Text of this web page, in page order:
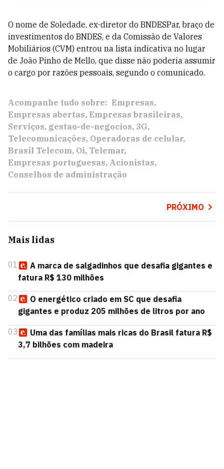
O nome de Soledade, ex-diretor do BNDESPar, braço de
investimentos do BNDES, e da Comissão de Valores
Mobiliários (CVM) entrou na lista indicativa no lugar
de João Pinho de Mello, que disse não poderia assumir
o cargo por razões pessoais, segundo o comunicado.
Acompanhe tudo sobre: Empresas
Empresas abertas Empresas brasileiras
Serviços gestao-de-negocios 3G
Telecomunicações Operadoras de celular
Brasil Telecom Oi Telemar
Empresas portuguesas Acionistas
Conselhos de administração
PRÓXIMO
Mais lidas
01
A marca de salgadinhos que desafia gigantes e
fatura R$ 130 milhões
02
O energético criado em SC que desafia
gigantes e produz 205 milhões de litros por ano
03
Uma das famílias mais ricas do Brasil fatura R$
3,7 bilhões com madeira